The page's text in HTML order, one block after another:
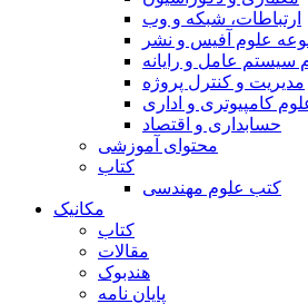
ارتباطات، شبکه و وب
علوم آفیس و نشر
سیستم عامل و رایانه
مدیریت و کنترل پروژه
کامپیوتری و اداری
حسابداری و اقتصاد
محتوای آموزشی
کتاب
کتب علوم مهندسی
مکانیک
کتاب
مقالات
هندبوک
پایان نامه